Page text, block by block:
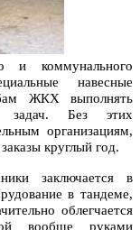
и коммунального
навесные
ЖКХ выполнять
задач. Без этих
организациям,
круглый год.
заключается в
в тандеме,
облегчается
вообще руками